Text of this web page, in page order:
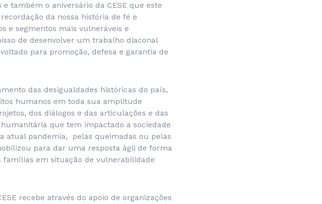
também o aniversário da CESE que este
da nossa história de fé e
e segmentos mais vulneráveis e
de desenvolver um trabalho diaconal
para promoção, defesa e garantia de
das desigualdades históricas do país,
humanos em toda sua amplitude
dos diálogos e das articulações e das
que tem impactado a sociedade
atual pandemia, pelas queimadas ou pelas
para dar uma resposta ágil de forma
em situação de vulnerabilidade
recebe através do apoio de organizações